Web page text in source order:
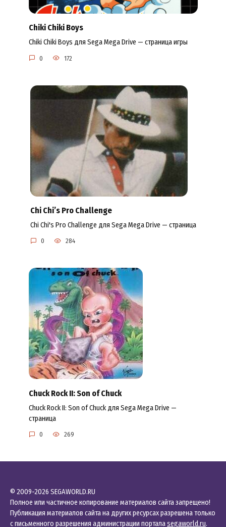
Chiki Chiki Boys
Chiki Chiki Boys для Sega Mega Drive — страница игры
0 172
Chi Chi’s Pro Challenge
Chi Chi's Pro Challenge для Sega Mega Drive — страница
0 284
Chuck Rock II: Son of Chuck
Chuck Rock II: Son of Chuck для Sega Mega Drive —
страница
0 269
© 2009-2026 SEGAWORLD.RU
Полное или частичное копирование материалов сайта запрещено!
Публикация материалов сайта на других ресурсах разрешена только
с письменного разрешения администрации порталаsegaworld.ru.